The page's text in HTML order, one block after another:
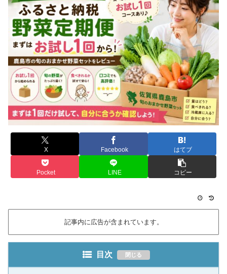
X Facebook はてブ
Pocket LINE コピー
記事内に広告が含まれています。
目次